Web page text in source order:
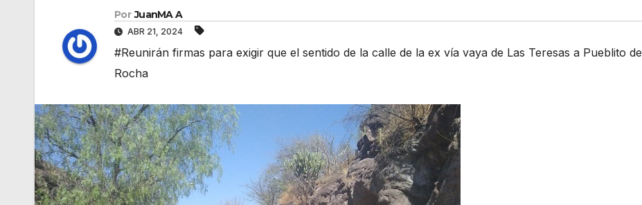
Por JuanMA A
ABR 21, 2024
#Reunirán firmas para exigir que el sentido de la calle de la ex vía vaya de Las Teresas a Pueblito de
Rocha